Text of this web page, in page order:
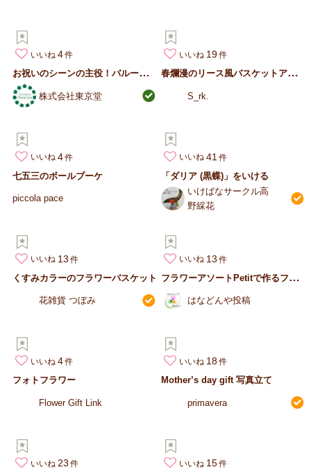
いいね 4
お
祝いのシーンの主役！バルーンフラワーアレンジ
株式会社東京堂
いいね 19
春
爛漫のリース風バスケットアレンジ
S_rk.
いいね 4
七五三のボールブーケ
piccola pace
いいね 41
「ダリア (黒蝶)」をいける
いけばなサークル高
野綵花
いいね 13
くすみカラーのフラワーバスケット
花雑貨 つぼみ
いいね 13
フ
ラワーアソートPetitで作るフラワーボトル
はなどんや投稿
いいね 4
フォトフラワー
Flower Gift Link
いいね 18
Mother’s day gift 写真立て
primavera
いいね 23 いいね 15